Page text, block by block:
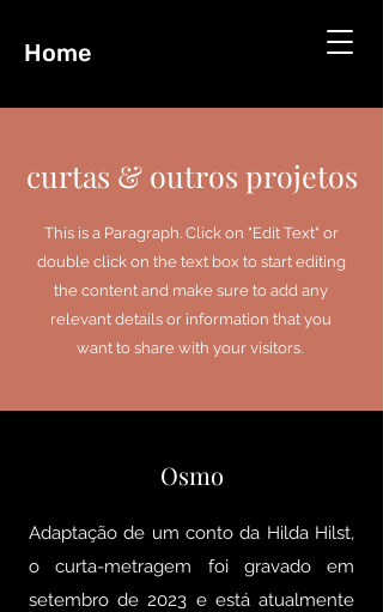
Home
curtas & outros projetos
This is a Paragraph. Click on "Edit Text" or
double click on the text box to start editing
the content and make sure to add any
relevant details or information that you
want to share with your visitors.
Osmo
Adaptação de um conto da Hilda Hilst,
o curta-metragem foi gravado em
setembro de 2023 e está atualmente